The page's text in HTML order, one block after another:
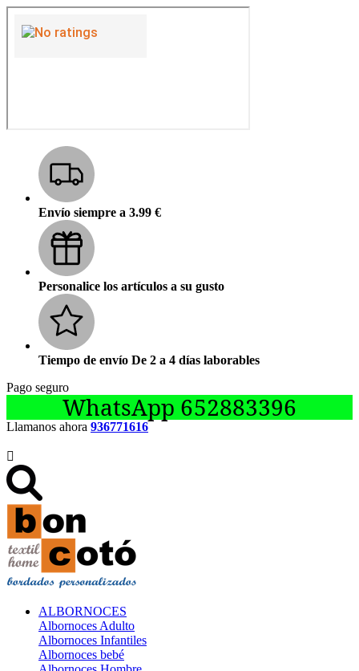
Envío siempre a 3.99 €
Personalice los artículos a su gusto
Tiempo de envío De 2 a 4 días laborables
Pago seguro
WhatsApp 652883396
Llamanos ahora 936771616

ALBORNOCES
Albornoces Adulto
Albornoces Infantiles
Albornoces bebé